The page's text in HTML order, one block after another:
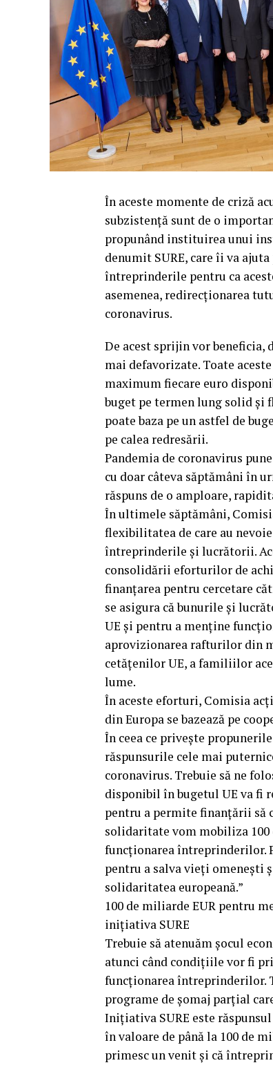
În aceste momente de criză
subzistență sunt de o
propunând instituirea unui
denumit SURE, care îi va
întreprinderile pentru ca
asemenea, redirecționarea
coronavirus.
De acest sprijin vor beneficia,
mai defavorizate. Toate
maximum fiecare euro
buget pe termen lung solid și
poate baza pe un astfel de
pe calea redresării.
Pandemia de coronavirus
cu doar câteva săptămâni în
răspuns de o amploare,
În ultimele săptămâni,
flexibilitatea de care au
întreprinderile și lucrătorii.
consolidării eforturilor de
finanțarea pentru cercetare
se asigura că bunurile și
UE și pentru a menține
aprovizionarea rafturilor din
cetățenilor UE, a familiilor
lume.
În aceste eforturi, Comisia
din Europa se bazează pe
În ceea ce privește
răspunsurile cele mai
coronavirus. Trebuie să ne
disponibil în bugetul UE va fi
pentru a permite finanțării să
solidaritate vom mobiliza 100
funcționarea întreprinderilor.
pentru a salva vieți omenești
solidaritatea europeană.”
100 de miliarde EUR pentru
inițiativa SURE
Trebuie să atenuăm șocul
atunci când condițiile vor fi
funcționarea întreprinderilor.
programe de șomaj parțial
Inițiativa SURE este
în valoare de până la 100 de
primesc un venit și că